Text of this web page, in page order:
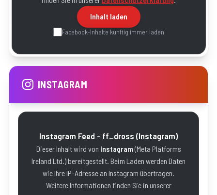
Inhalt laden
Facebook-Inhalte künftig immer laden
INSTAGRAM
Instagram Feed - ff_dross (Instagram)
Dieser Inhalt wird von Instagram(Meta Platforms
Ireland Ltd.) bereitgestellt. Beim Laden werden Daten
wie Ihre IP-Adresse an Instagram übertragen.
Weitere Informationen finden Sie in unserer